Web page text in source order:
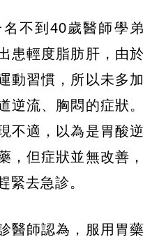
不到40歲醫師學弟
患輕度脂肪肝，由於
動習慣，所以未多加
逆流、胸悶的症狀。
不適，以為是胃酸逆
，但症狀並無改善，
緊去急診。
醫師認為，服用胃藥